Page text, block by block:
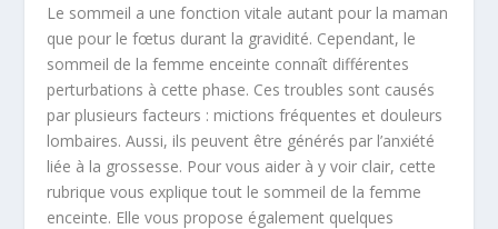
Le sommeil a une fonction vitale autant pour la maman
que pour le fœtus durant la gravidité. Cependant, le
sommeil de la femme enceinte connaît différentes
perturbations à cette phase. Ces troubles sont causés
par plusieurs facteurs : mictions fréquentes et douleurs
lombaires. Aussi, ils peuvent être générés par l’anxiété
liée à la grossesse. Pour vous aider à y voir clair, cette
rubrique vous explique tout le sommeil de la femme
enceinte. Elle vous propose également quelques